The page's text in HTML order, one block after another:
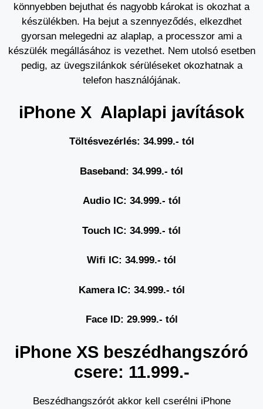
könnyebben bejuthat és nagyobb károkat is okozhat a
készülékben. Ha bejut a szennyeződés, elkezdhet
gyorsan melegedni az alaplap, a processzor ami a
készülék megállásához is vezethet. Nem utolsó esetben
pedig, az üvegszilánkok sérüléseket okozhatnak a
telefon használójának.
iPhone X Alaplapi javítások
Töltésvezérlés: 34.999.- tól
Baseband: 34.999.- tól
Audio IC: 34.999.- tól
Touch IC: 34.999.- tól
Wifi IC: 34.999.- tól
Kamera IC: 34.999.- tól
Face ID: 29.999.- tól
iPhone XS beszédhangszóró
csere: 11.999.-
Beszédhangszórót akkor kell cserélni iPhone